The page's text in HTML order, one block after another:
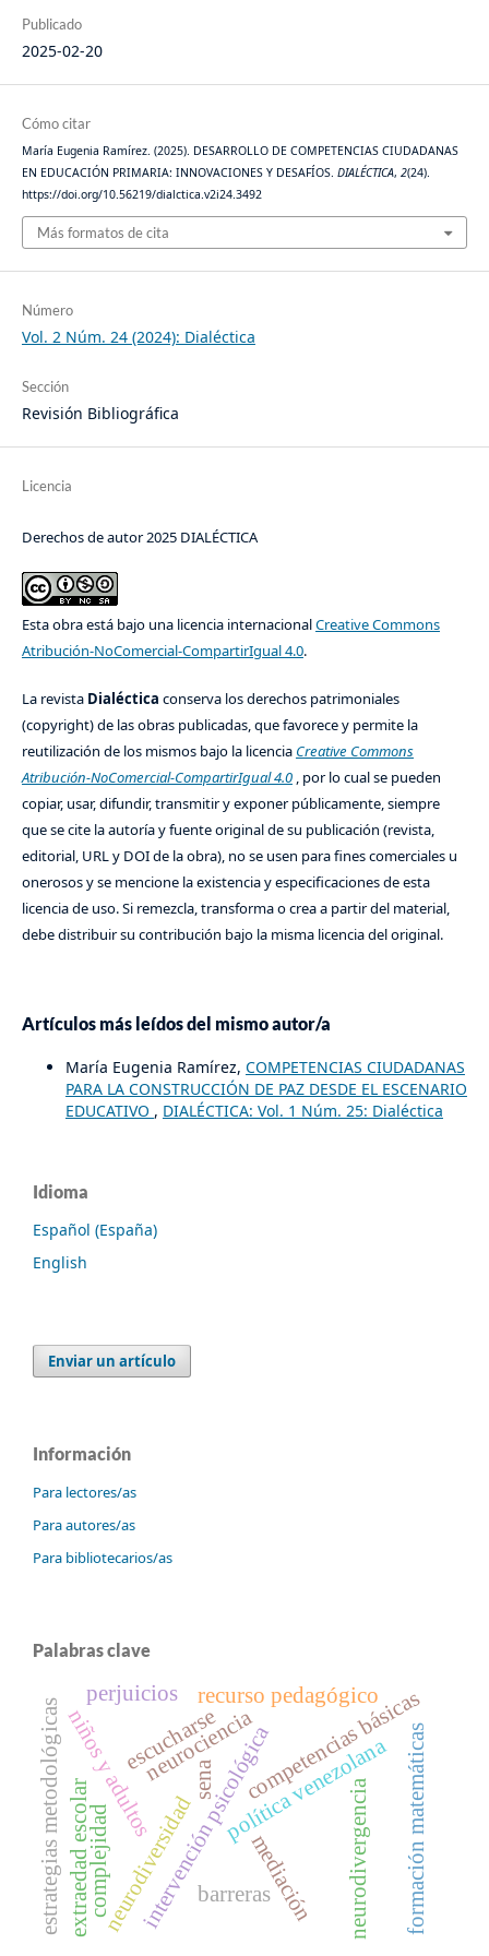
Publicado
2025-02-20
Cómo citar
María Eugenia Ramírez. (2025). DESARROLLO DE COMPETENCIAS CIUDADANAS
EN EDUCACIÓN PRIMARIA: INNOVACIONES Y DESAFÍOS. DIALÉCTICA, 2(24).
https://doi.org/10.56219/dialctica.v2i24.3492
Más formatos de cita
Número
Vol. 2 Núm. 24 (2024): Dialéctica
Sección
Revisión Bibliográfica
Licencia
Derechos de autor 2025 DIALÉCTICA
Esta obra está bajo una licencia internacionalCreative Commons
Atribución-NoComercial-CompartirIgual 4.0.
La revista Dialéctica conserva los derechos patrimoniales
(copyright) de las obras publicadas, que favorece y permite la
reutilización de los mismos bajo la licencia Creative Commons
Atribución-NoComercial-CompartirIgual 4.0, por lo cual se pueden
copiar, usar, difundir, transmitir y exponer públicamente, siempre
que se cite la autoría y fuente original de su publicación (revista,
editorial, URL y DOI de la obra), no se usen para fines comerciales u
onerosos y se mencione la existencia y especificaciones de esta
licencia de uso. Si remezcla, transforma o crea a partir del material,
debe distribuir su contribución bajo la misma licencia del original.
Artículos más leídos del mismo autor/a
María Eugenia Ramírez, COMPETENCIAS CIUDADANAS
PARA LA CONSTRUCCIÓN DE PAZ DESDE EL ESCENARIO
EDUCATIVO , DIALÉCTICA: Vol. 1 Núm. 25: Dialéctica
Idioma
Español (España)
English
Enviar un artículo
Información
Para lectores/as
Para autores/as
Para bibliotecarios/as
Palabras clave
intervención psicológicapolítica venezolana
neurodivergencia
neurodiversidad
competencias básicas
neurociencia
mediación
recurso pedagógico
complejidad
sena
niños y adultos
estrategias metodológicasextraedad escolar barreras formación matemáticas
escucharse
perjuicios